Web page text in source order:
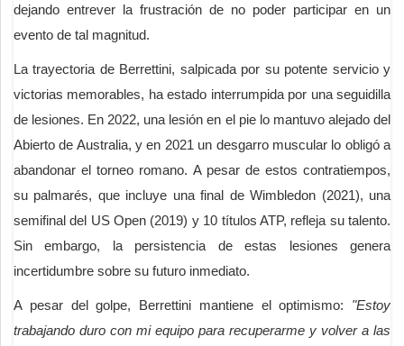
dejando entrever la frustración de no poder participar en un
evento de tal magnitud.
La trayectoria de Berrettini, salpicada por su potente servicio y
victorias memorables, ha estado interrumpida por una seguidilla
de lesiones. En 2022, una lesión en el pie lo mantuvo alejado del
Abierto de Australia, y en 2021 un desgarro muscular lo obligó a
abandonar el torneo romano. A pesar de estos contratiempos,
su palmarés, que incluye una final de Wimbledon (2021), una
semifinal del US Open (2019) y 10 títulos ATP, refleja su talento.
Sin embargo, la persistencia de estas lesiones genera
incertidumbre sobre su futuro inmediato.
A pesar del golpe, Berrettini mantiene el optimismo: "Estoy
trabajando duro con mi equipo para recuperarme y volver a las